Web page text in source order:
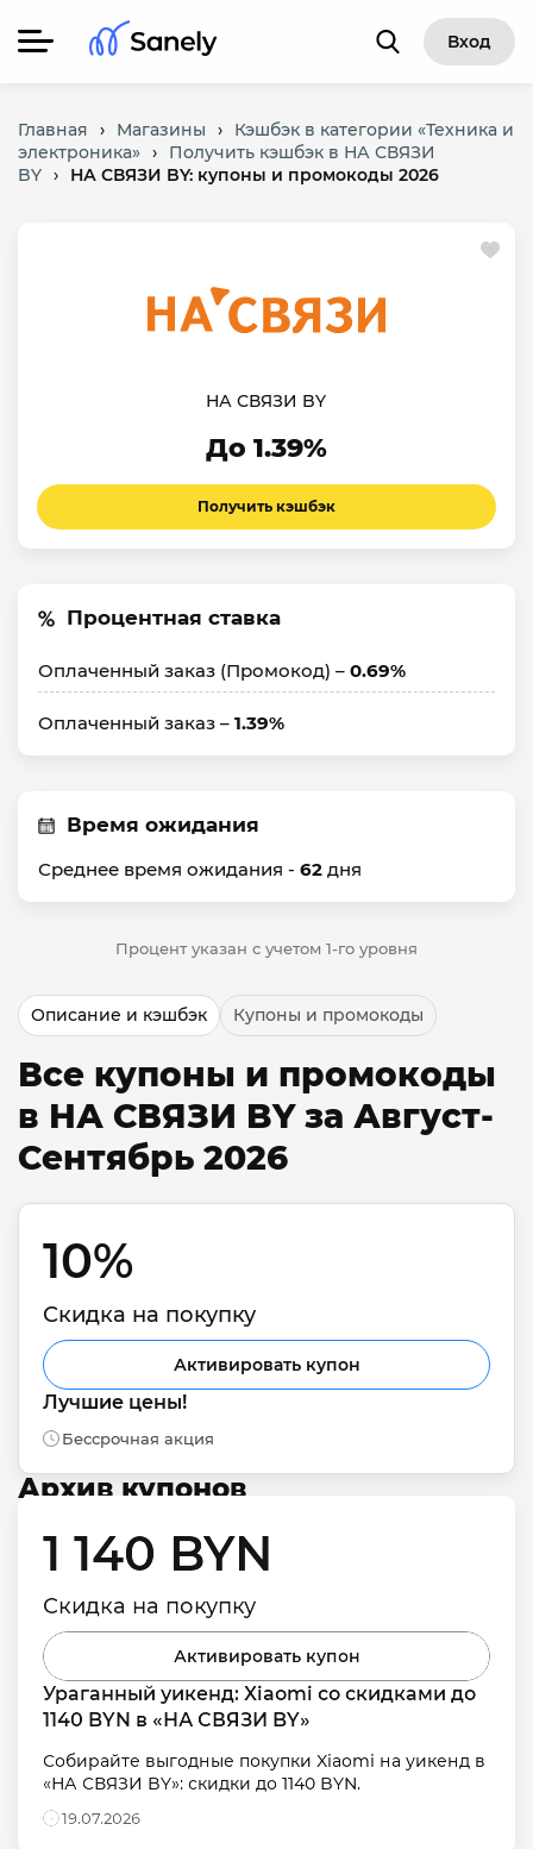
Вход
Главная › Магазины ›
Кэшбэк в категории «Техника и
электроника» ›
Получить кэшбэк в НА СВЯЗИ
BY › НА СВЯЗИ BY: купоны и промокоды 2026
НА СВЯЗИ BY
До 1.39%
Получить кэшбэк
Процентная ставка
Оплаченный заказ (Промокод) – 0.69%
Оплаченный заказ – 1.39%
Время ожидания
Среднее время ожидания - 62 дня
Процент указан с учетом 1-го уровня
Описание и кэшбэк Купоны и промокоды
Все купоны и промокоды
в НА СВЯЗИ BY за Август-
Сентябрь 2026
10%
Скидка на покупку
Активировать купон
Лучшие цены!
Бессрочная акция
Архив купонов
1 140 BYN
Скидка на покупку
Активировать купон
Ураганный уикенд: Xiaomi со скидками до
1140 BYN в «НА СВЯЗИ BY»
Собирайте выгодные покупки Xiaomi на уикенд в
«НА СВЯЗИ BY»: скидки до 1140 BYN.
19.07.2026